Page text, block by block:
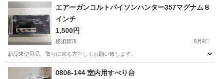
神奈川 川崎市 おもちゃ すべり台
エアーガンコルトパイソンハンター357マグナム８
インチ
1,500円
横須賀市 8月9日
新品未使用品、取りに来る方宜しくお願い致します。
神奈川 横須賀市 おもちゃ 新品
0806-144 室内用すべり台